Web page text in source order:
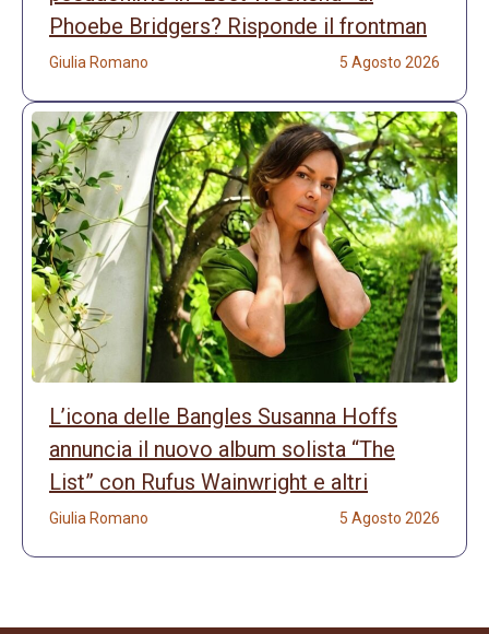
Phoebe Bridgers? Risponde il frontman
Giulia Romano 5 Agosto 2026
L’icona delle Bangles Susanna Hoffs
annuncia il nuovo album solista “The
List” con Rufus Wainwright e altri
Giulia Romano 5 Agosto 2026